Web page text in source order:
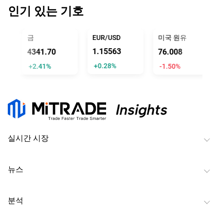
인기 있는 기호
금
4341.70
+2.41%
EUR/USD
1.15563
+0.28%
미국 원유
76.008
-1.50%
실시간 시장
뉴스
분석